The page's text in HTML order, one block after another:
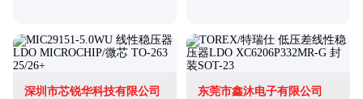
深圳市芯锐华科技有限公司 东莞市鑫沐电子有限公司